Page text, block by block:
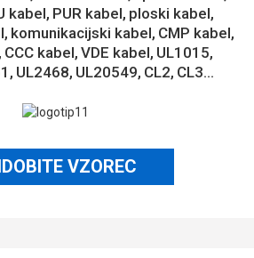
kabel PUR kabel ploski kabel
komunikacijski kabel CMP kabel
CCC kabel VDE kabel UL1015
UL2468 UL20549 CL2 CL3...
VZOREC